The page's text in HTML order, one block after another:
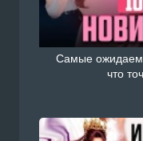
Самые
что